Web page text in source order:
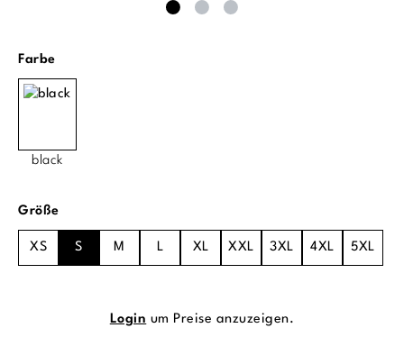
Farbeauswählen
black
Größeauswählen
XS S M L XL XXL 3XL 4XL 5XL
Login um Preise anzuzeigen.